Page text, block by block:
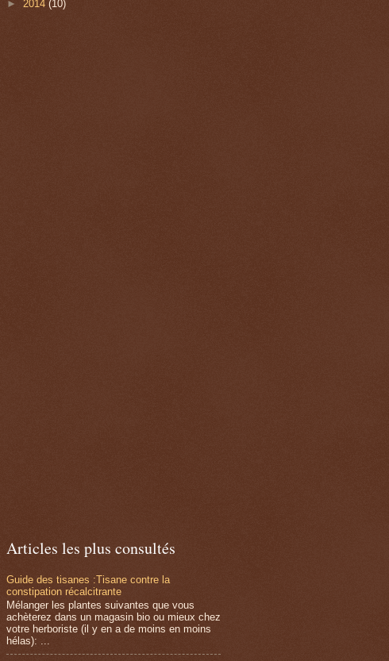
► 2014 (10)
Articles les plus consultés
Guide des tisanes :Tisane contre la
constipation récalcitrante
Mélanger les plantes suivantes que vous
achèterez dans un magasin bio ou mieux chez
votre herboriste (il y en a de moins en moins
hélas): ...